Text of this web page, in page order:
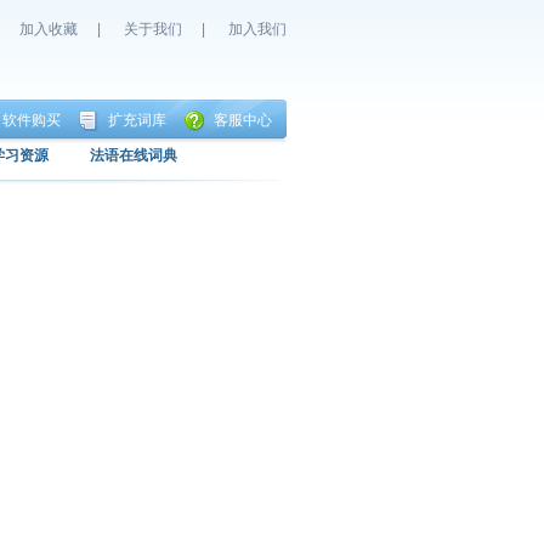
加入收藏 关于我们 加入我们
软件购买 扩充词库 客服中心
习资源 法语在线词典